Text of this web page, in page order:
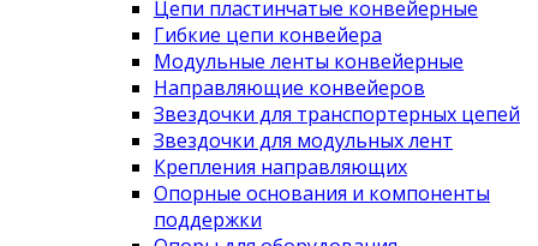
Цепи пластинчатые конвейерные
Гибкие цепи конвейера
Модульные ленты конвейерные
Направляющие конвейеров
Звездочки для транспортерных цепей
Звездочки для модульных лент
Крепления направляющих
Опорные основания и компоненты
поддержки